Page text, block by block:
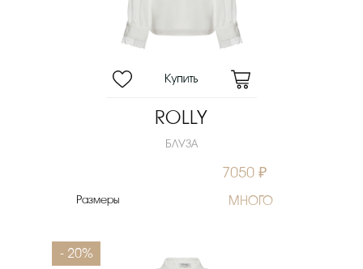
ROLLY
БЛУЗА
7050 ₽
Размеры МНОГО
- 20%